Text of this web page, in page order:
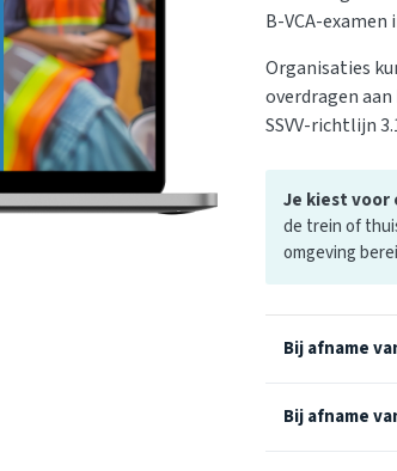
B-VCA-
Organisaties
overdragen
SSVV-richtlijn
Je kiest voor
de trein of
omgeving
Bij afname
Bij afname